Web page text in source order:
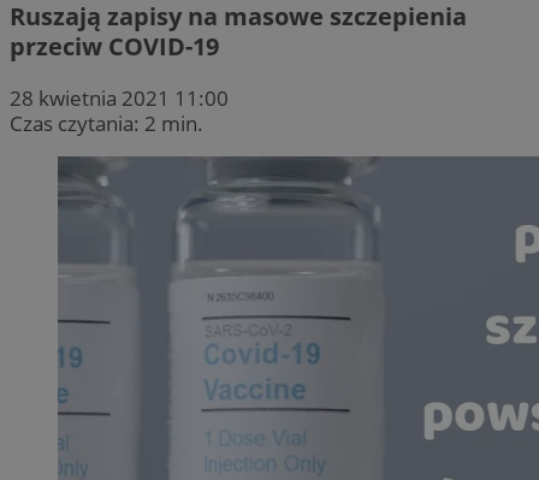
Ruszają zapisy na masowe szczepienia
przeciw COVID-19
28 kwietnia 2021 11:00
Czas czytania: 2 min.